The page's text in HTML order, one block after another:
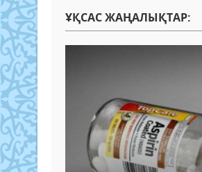
ҰҚСАС ЖАҢАЛЫҚТАР: